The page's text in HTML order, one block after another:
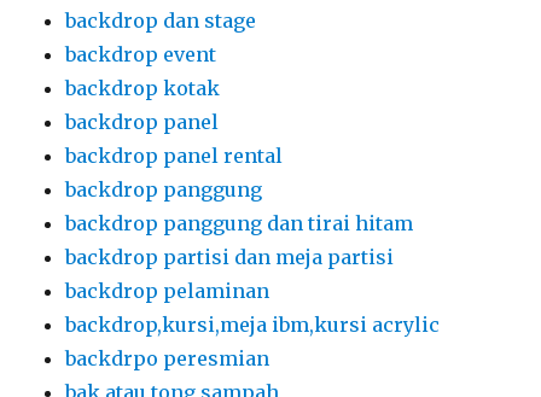
bak atau tong sampah
bak sampah
bangku anak
Bangku dan Meja taman Extra
bangku kuliah
bangku kuliah futura
bangku kuliah lipat
bangku lipat kuliah
bangku meja taman
BANGKU MEJA TAMAN KAYU OUTDOOR
bangku meja taman silang